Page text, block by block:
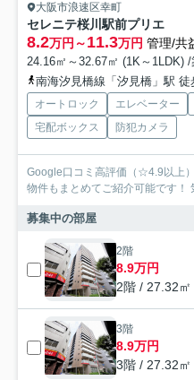
大阪市浪速区幸町
セレニテ桜川駅前プリエ
8.2万円～11.3万円 管理/共
24.16㎡～32.67㎡ (1K～1LDK)
南海汐見橋線「汐見橋」駅 徒
オートロック エレベーター
宅配ボックス
防犯カメラ
Google口コミ高評価（☆4.9以上
物件もまとめてご紹介可能です！
募集中の部屋
2階
8.9万円
2階 / 27.32㎡
3階
8.9万円
3階 / 27.32㎡